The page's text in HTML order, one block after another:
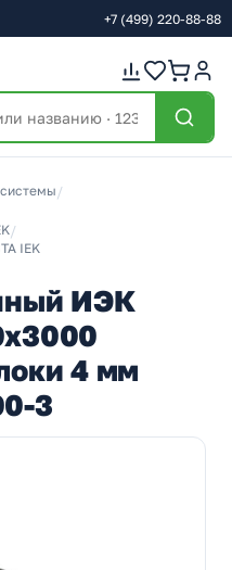
+7 (499) 220-88-88
/
/
IEK
ИЭК
4 мм
3